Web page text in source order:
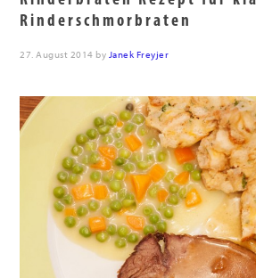
Rinderschmorbraten
27. August 2014 by Janek Freyjer